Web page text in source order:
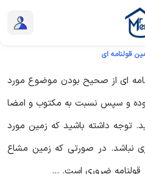
قولنامه ای
ای از صحیح بودن موضوع مورد
و سپس نسبت به مکتوب و امضا
توجه داشته باشید که زمین مورد
نباشد. در صورتی که زمین مشاع